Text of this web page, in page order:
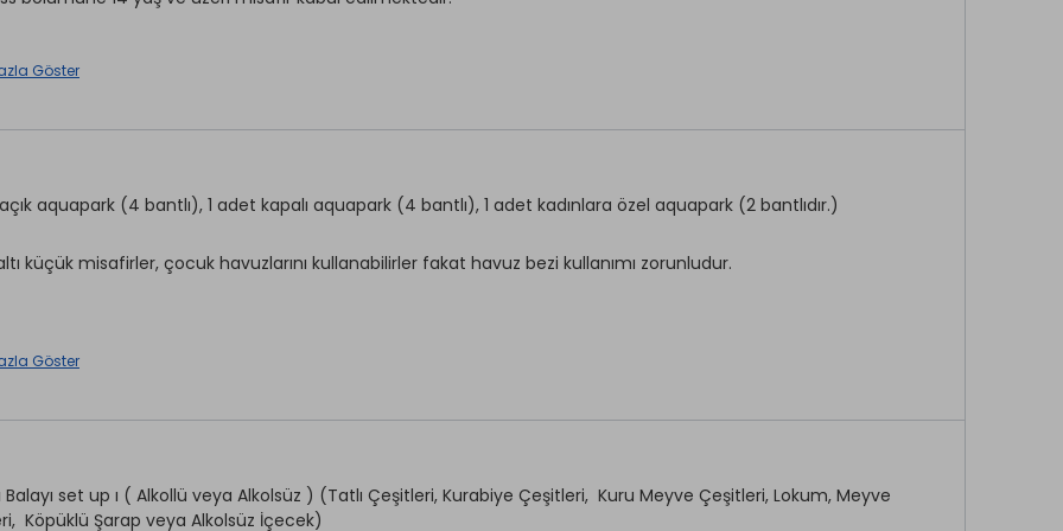
*
İnternet
özellikler ücretlidir.
Fitness
Çocuk Oyun Alanı
Göster
aquapark (4 bantlı), 1 adet kapalı aquapark (4 bantlı), 1 adet kadınlara özel aquapark (2 bantlıdır.)
küçük misafirler, çocuk havuzlarını kullanabilirler fakat havuz bezi kullanımı zorunludur.
bone takmak zorunludur.
Göster
set up ı ( Alkollü veya Alkolsüz ) (Tatlı Çeşitleri, Kurabiye Çeşitleri, Kuru Meyve Çeşitleri, Lokum, Meyve
Köpüklü Şarap veya Alkolsüz İçecek)